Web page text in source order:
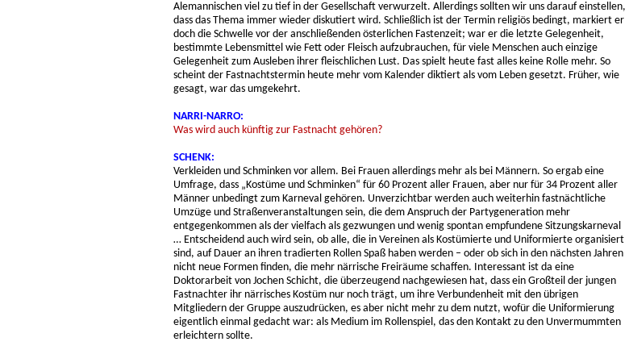
Alemannischen viel zu tief in der Gesellschaft verwurzelt. Allerdings sollten wir uns darauf einstellen,
dass das Thema immer wieder diskutiert wird. Schließlich ist der Termin religiös bedingt, markiert er
doch die Schwelle vor der anschließenden österlichen Fastenzeit; war er die letzte Gelegenheit,
bestimmte Lebensmittel wie Fett oder Fleisch aufzubrauchen, für viele Menschen auch einzige
Gelegenheit zum Ausleben ihrer fleischlichen Lust. Das spielt heute fast alles keine Rolle mehr. So
scheint der Fastnachtstermin heute mehr vom Kalender diktiert als vom Leben gesetzt. Früher, wie
gesagt, war das umgekehrt.
NARRI-NARRO:
Was wird auch künftig zur Fastnacht gehören?
SCHENK:
Verkleiden und Schminken vor allem. Bei Frauen allerdings mehr als bei Männern. So ergab eine
Umfrage, dass „Kostüme und Schminken“ für 60 Prozent aller Frauen, aber nur für 34 Prozent aller
Männer unbedingt zum Karneval gehören. Unverzichtbar werden auch weiterhin fastnächtliche
Umzüge und Straßenveranstaltungen sein, die dem Anspruch der Partygeneration mehr
entgegenkommen als der vielfach als gezwungen und wenig spontan empfundene Sitzungskarneval
… Entscheidend auch wird sein, ob alle, die in Vereinen als Kostümierte und Uniformierte organisiert
sind, auf Dauer an ihren tradierten Rollen Spaß haben werden – oder ob sich in den nächsten Jahren
nicht neue Formen finden, die mehr närrische Freiräume schaffen. Interessant ist da eine
Doktorarbeit von Jochen Schicht, die überzeugend nachgewiesen hat, dass ein Großteil der jungen
Fastnachter ihr närrisches Kostüm nur noch trägt, um ihre Verbundenheit mit den übrigen
Mitgliedern der Gruppe auszudrücken, es aber nicht mehr zu dem nutzt, wofür die Uniformierung
eigentlich einmal gedacht war: als Medium im Rollenspiel, das den Kontakt zu den Unvermummten
erleichtern sollte.